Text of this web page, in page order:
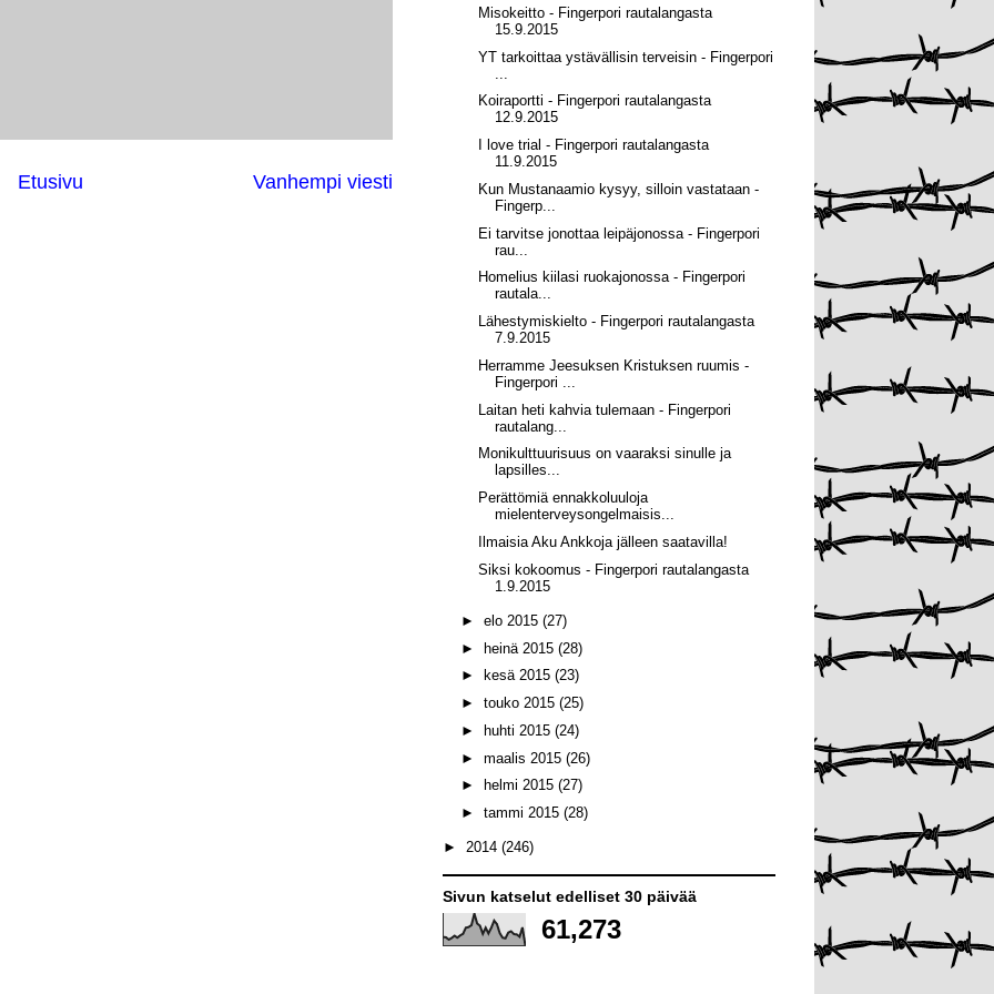
Vanhempi viesti
Etusivu
Misokeitto - Fingerpori rautalangasta
15.9.2015
YT tarkoittaa ystävällisin terveisin - Fingerpori
Koiraportti - Fingerpori rautalangasta
12.9.2015
I love trial - Fingerpori rautalangasta
11.9.2015
Kun Mustanaamio kysyy, silloin vastataan -
Fingerp...
Ei tarvitse jonottaa leipäjonossa - Fingerpori
rau...
Homelius kiilasi ruokajonossa - Fingerpori
rautala...
Lähestymiskielto - Fingerpori rautalangasta
7.9.2015
Herramme Jeesuksen Kristuksen ruumis -
Fingerpori ...
Laitan heti kahvia tulemaan - Fingerpori
rautalang...
Monikulttuurisuus on vaaraksi sinulle ja
lapsilles...
Perättömiä ennakkoluuloja
mielenterveysongelmaisis...
Ilmaisia Aku Ankkoja jälleen saatavilla!
Siksi kokoomus - Fingerpori rautalangasta
1.9.2015
► elo 2015 (27)
► heinä 2015 (28)
►
kesä 2015 (23)
► touko 2015 (25)
►
huhti 2015 (24)
► maalis 2015 (26)
►
helmi 2015 (27)
► tammi 2015 (28)
► 2014 (246)
Sivun katselut edelliset 30 päivää
61,273